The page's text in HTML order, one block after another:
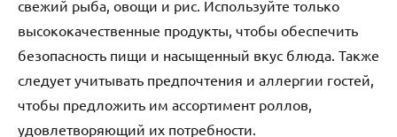
свежий рыба, овощи и рис. Используйте только
высококачественные продукты, чтобы обеспечить
безопасность пищи и насыщенный вкус блюда. Также
следует учитывать предпочтения и аллергии гостей,
чтобы предложить им ассортимент роллов,
удовлетворяющий их потребности.